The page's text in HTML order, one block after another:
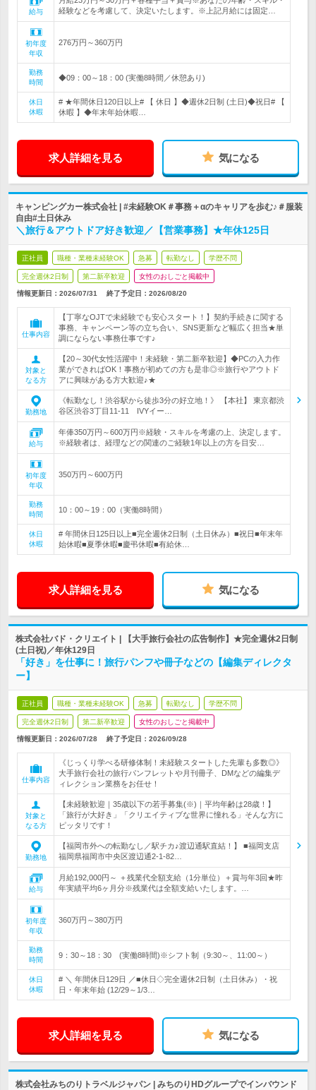
給与
経験などを考慮して、決定いたします。※上記月給には固定…
初年度
年収
276万円～360万円
勤務
時間
◆09：00～18：00 (実働8時間／休憩あり)
休日
休暇
# ★年間休日120日以上# 【 休日 】◆週休2日制 (土日)◆祝日# 【
休暇 】◆年末年始休暇…
求人詳細を見る 気になる
キャンピングカー株式会社 | #未経験OK＃事務＋αのキャリアを歩む♪＃服装
自由#土日休み
＼旅行＆アウトドア好き歓迎／【営業事務】★年休125日
正社員 職種・業種未経験OK 急募 転勤なし 学歴不問
完全週休2日制 第二新卒歓迎 女性のおしごと掲載中
情報更新日：2026/07/31 終了予定日： 2026/08/20
仕事内容
【丁寧なOJTで未経験でも安心スタート！】契約手続きに関する
事務、キャンペーン等の立ち合い、SNS更新など幅広く担当★単
調にならない事務仕事です♪
対象と
なる方
【20～30代女性活躍中！未経験・第二新卒歓迎】◆PCの入力作
業ができればOK！事務が初めての方も是非◎※旅行やアウトド
アに興味がある方大歓迎♪★
勤務地
《転勤なし！渋谷駅から徒歩3分の好立地！》 【本社】 東京都渋
谷区渋谷3丁目11‐11 IVYイー…
給与
年俸350万円～600万円※経験・スキルを考慮の上、決定します。
※経験者は、経理などの関連のご経験1年以上の方を目安…
初年度
年収
350万円～600万円
勤務
時間
10：00～19：00（実働8時間）
休日
休暇
# 年間休日125日以上■完全週休2日制（土日休み）■祝日■年末年
始休暇■夏季休暇■慶弔休暇■有給休…
求人詳細を見る 気になる
株式会社バド・クリエイト | 【大手旅行会社の広告制作】★完全週休2日制
(土日祝)／年休129日
「好き」を仕事に！旅行パンフや冊子などの【編集ディレクタ
ー】
正社員 職種・業種未経験OK 急募 転勤なし 学歴不問
完全週休2日制 第二新卒歓迎 女性のおしごと掲載中
情報更新日：2026/07/28 終了予定日： 2026/09/28
仕事内容
《じっくり学べる研修体制！未経験スタートした先輩も多数◎》
大手旅行会社の旅行パンフレットや月刊冊子、DMなどの編集デ
ィレクション業務をお任せ！
対象と
なる方
【未経験歓迎｜35歳以下の若手募集(※)｜平均年齢は28歳！】
「旅行が大好き」「クリエイティブな世界に憧れる」そんな方に
ピッタリです！
勤務地
【福岡市外への転勤なし／駅チカ♪渡辺通駅直結！】 ■福岡支店
福岡県福岡市中央区渡辺通2-1-82…
給与
月給192,000円～ ＋残業代全額支給（1分単位）＋賞与年3回★昨
年実績平均6ヶ月分※残業代は全額支給いたします。…
初年度
年収
360万円～380万円
勤務
時間
9：30～18：30 (実働8時間)※シフト制（9:30～、11:00～）
休日
休暇
# ＼ 年間休日129日 ／■休日◇完全週休2日制（土日休み）・祝
日・年末年始 (12/29～1/3…
求人詳細を見る 気になる
株式会社みちのりトラベルジャパン | みちのりHDグループでインバウンド